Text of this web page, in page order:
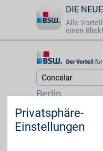
DIE
Alle
einen Blick!
Startseite
☎ 0800 - 279 25 82
Berlin
Startseite
Niche Beauty
Privatsphäre-
Einstellungen